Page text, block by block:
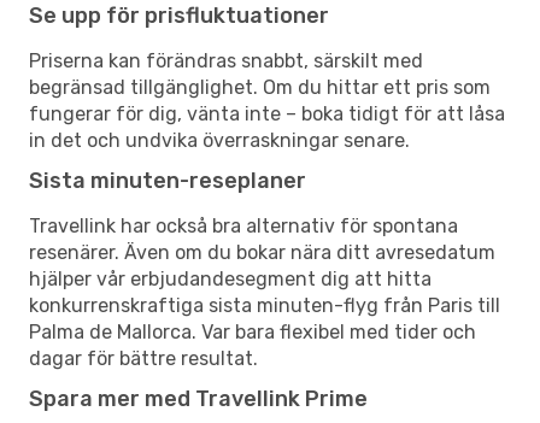
Se upp för prisfluktuationer
Priserna kan förändras snabbt, särskilt med
begränsad tillgänglighet. Om du hittar ett pris som
fungerar för dig, vänta inte – boka tidigt för att låsa
in det och undvika överraskningar senare.
Sista minuten-reseplaner
Travellink har också bra alternativ för spontana
resenärer. Även om du bokar nära ditt avresedatum
hjälper vår erbjudandesegment dig att hitta
konkurrenskraftiga sista minuten-flyg från Paris till
Palma de Mallorca. Var bara flexibel med tider och
dagar för bättre resultat.
Spara mer med Travellink Prime